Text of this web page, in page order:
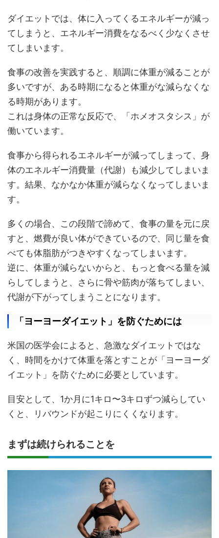
ダイエットでは、体に入ってくるエネルギーが減っ
てしまうと、エネルギー消費をなるべく少なくさせ
てしまいます。
食事の改善を実践すると、順調に体重が減ることが
多いですが、ある時期になると体重がな減らなくな
る時期があります。
これは身体の正常な反応で、「ホメオスタシス」が
働いています。
食事から得られるエネルギーが減ってしまって、身
体のエネルギー消費量（代謝）も減少してしまいま
す。結果、なかなか体重が減らなくなってしまいま
す。
多くの場合、この段階で諦めて、食事の量を元に戻
すと、燃費が良い体ができているので、同じ量を食
べても体脂肪がつきやすくなってしまいます。
逆に、体重が減らないからと、もっと食べる量を減
らしてしまうと、さらに骨や筋肉が落ちてしまい、
代謝が下がってしまうことになります。
「ヨーヨーダイエット」を防ぐためには
米国の医学会によると、急激なダイエットではな
く、時間をかけて体重を落とすことが「ヨーヨーダ
イエット」を防ぐために必要としています。
目安として、1か月に1キロ〜3キロずつ減らしてい
くと、リバウンドが起こりにくくなります。
まずは続けられることを